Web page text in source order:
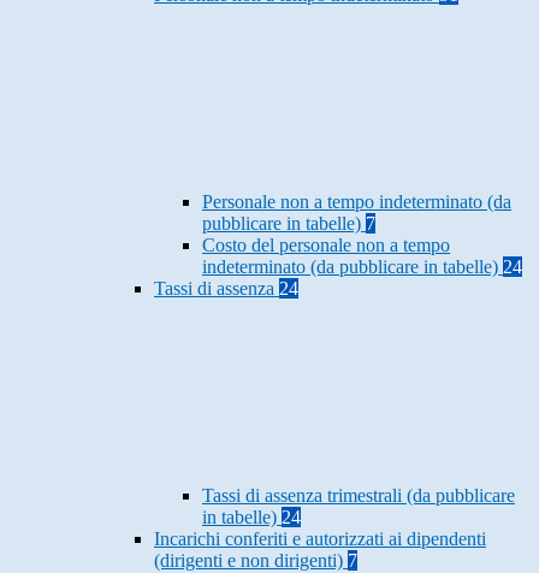
Personale non a tempo indeterminato (da
pubblicare in tabelle) 7
Costo del personale non a tempo
indeterminato (da pubblicare in tabelle) 24
Tassi di assenza 24
Tassi di assenza trimestrali (da pubblicare
in tabelle) 24
Incarichi conferiti e autorizzati ai dipendenti
(dirigenti e non dirigenti) 7